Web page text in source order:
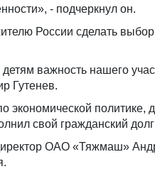
- подчеркнул он.
России сделать
важность нашего
Гутенев.
экономической политике,
свой гражданский
ОАО «Тяжмаш»